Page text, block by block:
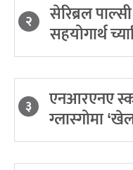
२ सेरिब्रल
सहयोगार्थ
३ एनआरएनए
ग्लास्गोमा